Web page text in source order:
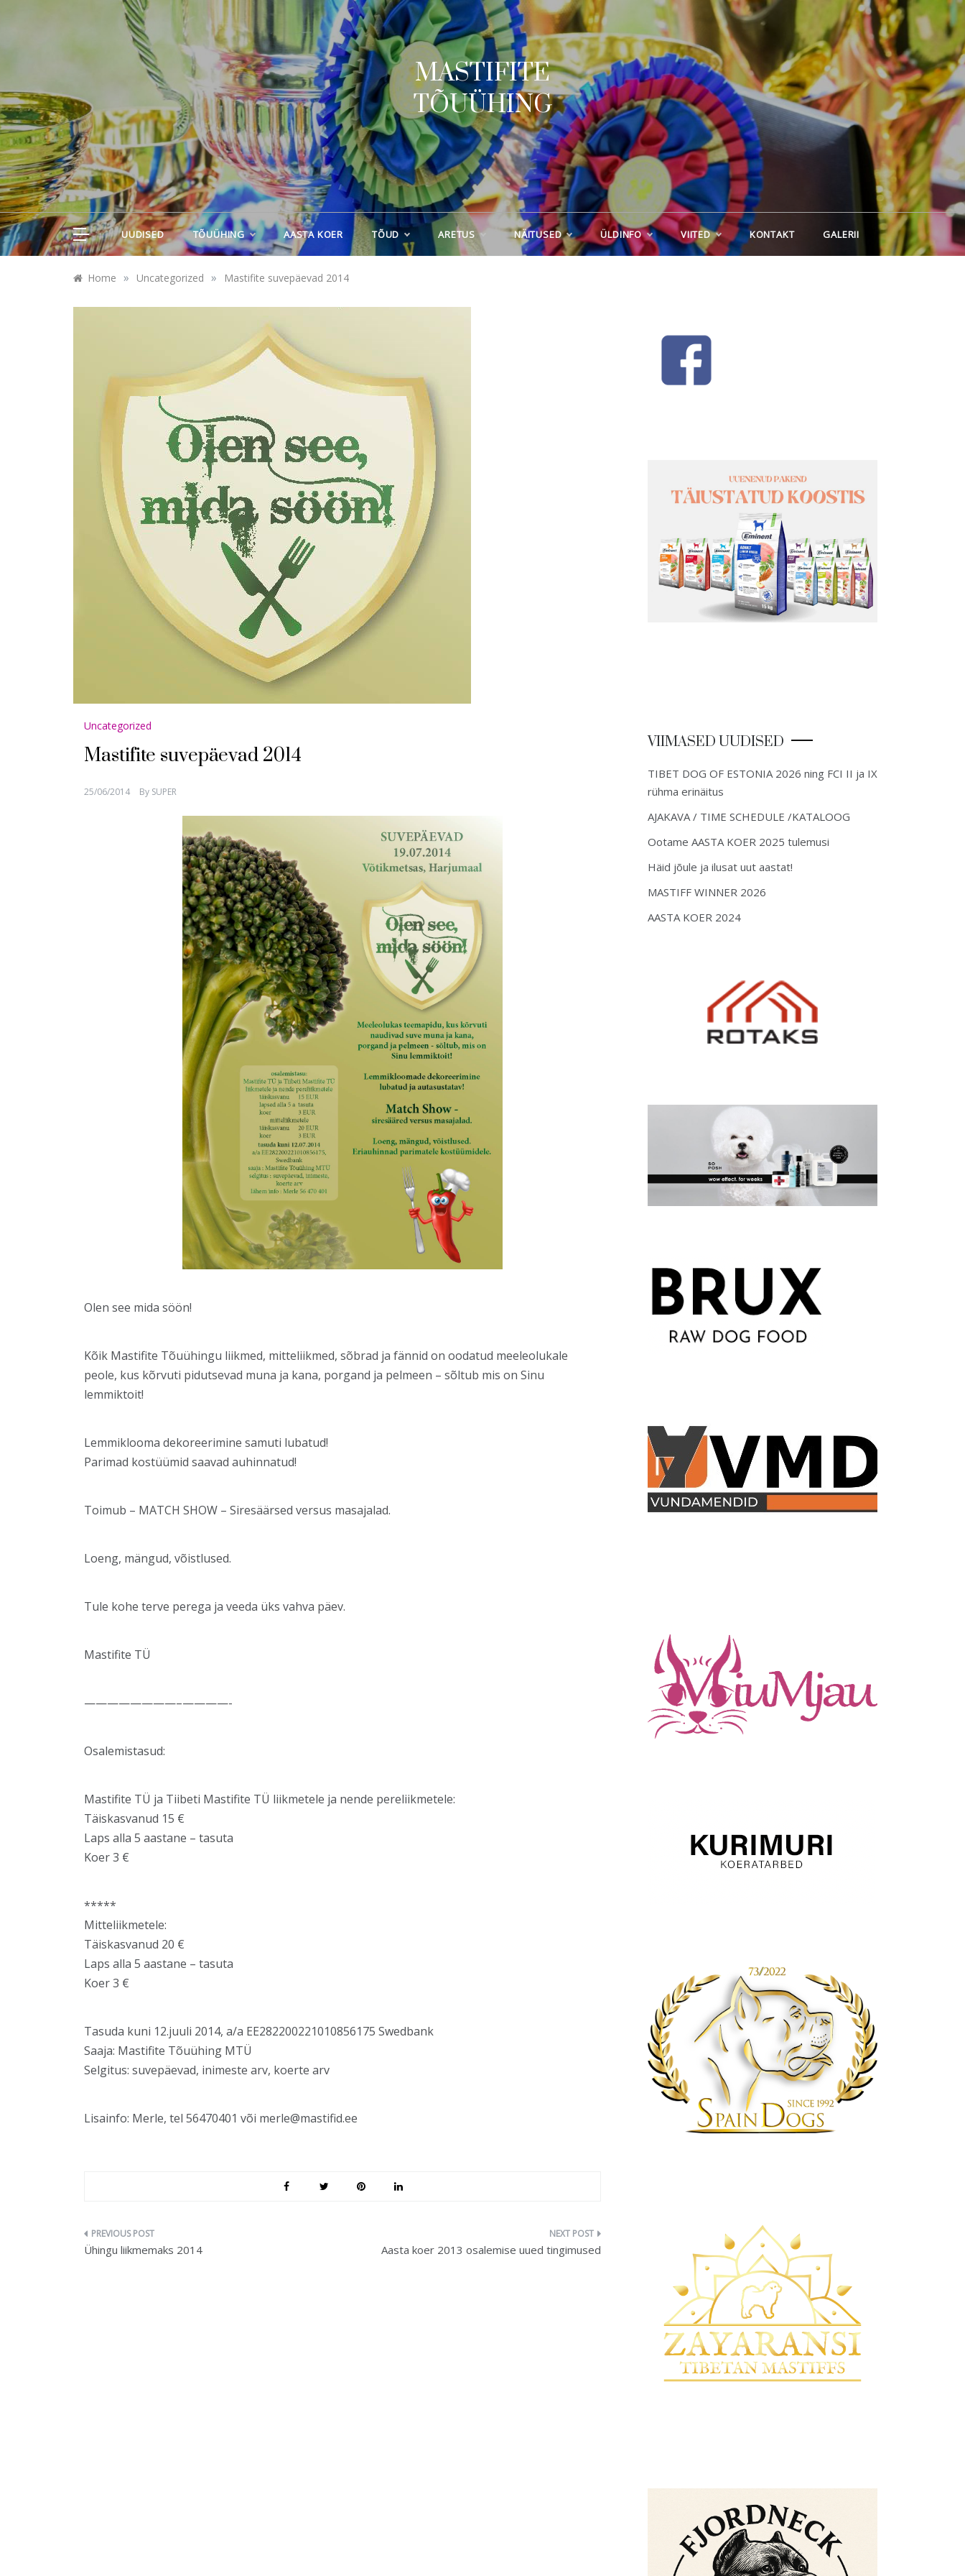
MASTIFITE
TÕUÜHING
UUDISED TÕUÜHING AASTA KOER TÕUD ARETUS NÄITUSED ÜLDINFO VIITED KONTAKT GALERII
Home » Uncategorized » Mastifite suvepäevad 2014
Uncategorized
Mastifite suvepäevad 2014
25/06/2014 By SUPER
Olen see mida söön!
Kõik Mastifite Tõuühingu liikmed, mitteliikmed, sõbrad ja fännid on oodatud meeleolukale
peole, kus kõrvuti pidutsevad muna ja kana, porgand ja pelmeen – sõltub mis on Sinu
lemmiktoit!
Lemmiklooma dekoreerimine samuti lubatud!
Parimad kostüümid saavad auhinnatud!
Toimub – MATCH SHOW – Siresäärsed versus masajalad.
Loeng, mängud, võistlused.
Tule kohe terve perega ja veeda üks vahva päev.
Mastifite TÜ
————————–————-
Osalemistasud:
Mastifite TÜ ja Tiibeti Mastifite TÜ liikmetele ja nende pereliikmetele:
Täiskasvanud 15 €
Laps alla 5 aastane – tasuta
Koer 3 €
*****
Mitteliikmetele:
Täiskasvanud 20 €
Laps alla 5 aastane – tasuta
Koer 3 €
Tasuda kuni 12.juuli 2014, a/a EE282200221010856175 Swedbank
Saaja: Mastifite Tõuühing MTÜ
Selgitus: suvepäevad, inimeste arv, koerte arv
Lisainfo: Merle, tel 56470401 või merle@mastifid.ee
Navigeerimine
Ühingu liikmemaks 2014 Aasta koer 2013 osalemise uued tingimused
VIIMASED UUDISED
TIBET DOG OF ESTONIA 2026 ning FCI II ja IX
rühma erinäitus
AJAKAVA / TIME SCHEDULE /KATALOOG
Ootame AASTA KOER 2025 tulemusi
Häid jõule ja ilusat uut aastat!
MASTIFF WINNER 2026
AASTA KOER 2024